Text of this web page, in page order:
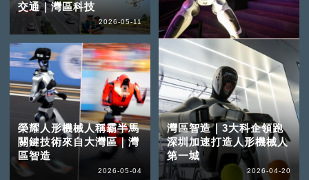
交通｜灣區科技
2026-05-11
榮耀人形機械人稱霸半馬
關鍵技術來自大灣區｜灣
區智造
2026-05-04
灣區智造｜3大科企領跑
深圳加速打造人形機械人
第一城
2026-04-20